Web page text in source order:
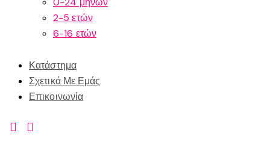
2-5 ετών
6-16 ετών
Κατάστημα
Σχετικά Με Εμάς
Επικοινωνία